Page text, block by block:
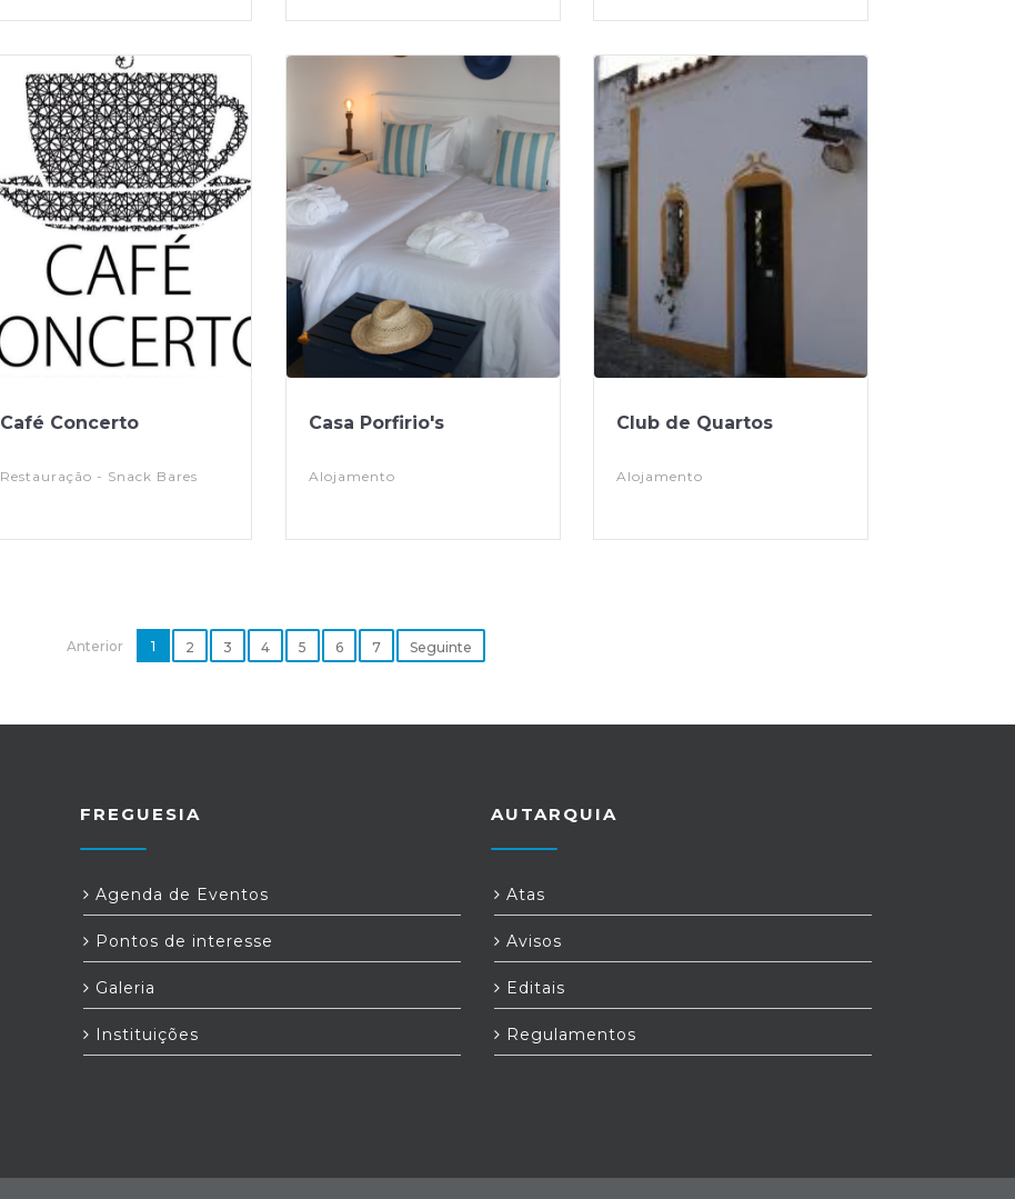
Café Concerto
Restauração - Snack Bares
Casa Porfirio's
Alojamento
Club de Quartos
Alojamento
Anterior 1 2 3 4 5 6 7 Seguinte
FREGUESIA
Agenda de Eventos
Pontos de interesse
Galeria
Instituições
AUTARQUIA
Atas
Avisos
Editais
Regulamentos